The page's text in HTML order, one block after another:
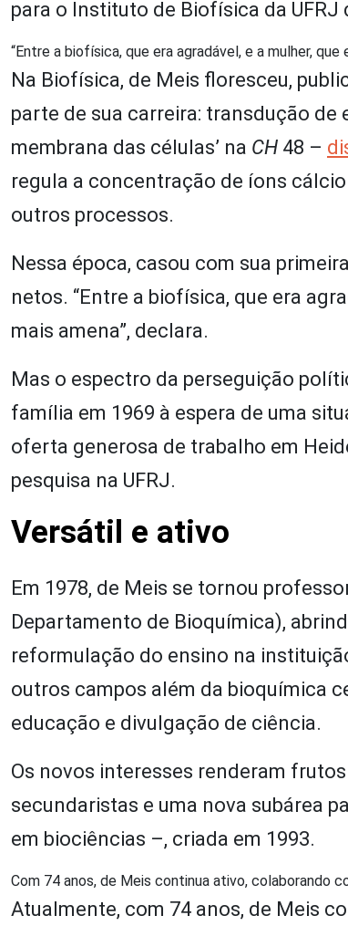
para o Instituto de Biofísica da UFRJ
“Entre a biofísica, que era agradável, e a mulher,
Na Biofísica, de Meis floresceu,
parte de sua carreira: transdução de
membrana das células’ na CH 48 –
regula a concentração de íons
outros processos.
Nessa época, casou com sua
netos. “Entre a biofísica, que era
mais amena”, declara.
Mas o espectro da perseguição
família em 1969 à espera de uma
oferta generosa de trabalho em
pesquisa na UFRJ.
Versátil e ativo
Em 1978, de Meis se tornou
Departamento de Bioquímica),
reformulação do ensino na
outros campos além da bioquímica
educação e divulgação de ciência.
Os novos interesses renderam
secundaristas e uma nova subárea
em biociências –, criada em 1993.
Com 74 anos, de Meis continua ativo, colaborando
Atualmente, com 74 anos, de Meis